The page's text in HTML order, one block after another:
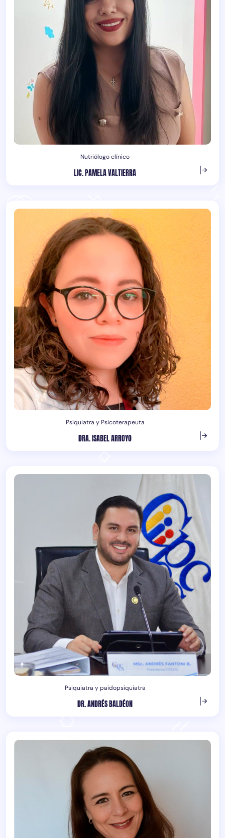
Nutriólogo clínico
LIC. PAMELA VALTIERRA
Psiquiatra y Psicoterapeuta
DRA. ISABEL ARROYO
Psiquiatra y paidopsiquiatra
DR. ANDRÉS BALDÉON